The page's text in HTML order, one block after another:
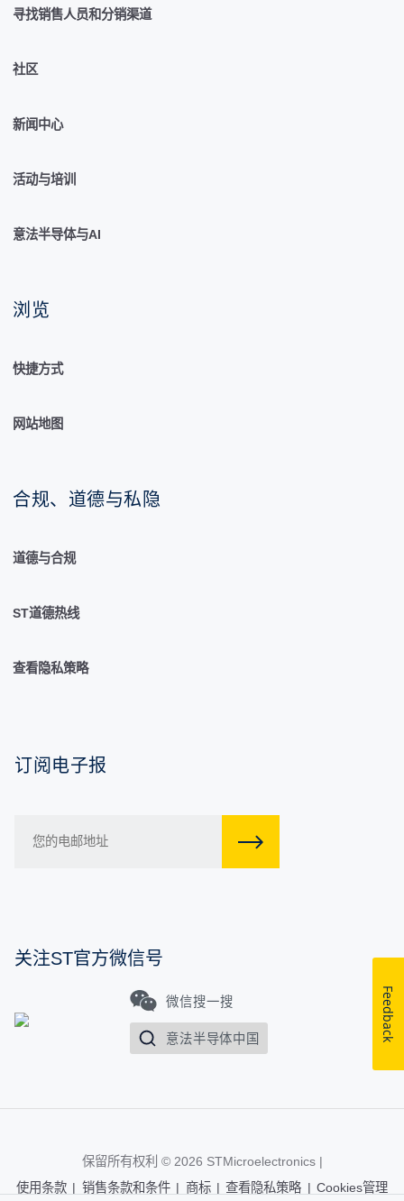
寻找销售人员和分销渠道
社区
新闻中心
活动与培训
意法半导体与AI
浏览
快捷方式
网站地图
合规、道德与私隐
道德与合规
ST道德热线
查看隐私策略
订阅电子报
关注ST官方微信号
微信搜一搜
意法半导体中国
保留所有权利 © 2026 STMicroelectronics |
使用条款 | 销售条款和条件 | 商标 | 查看隐私策略 | Cookies管理
Feedback